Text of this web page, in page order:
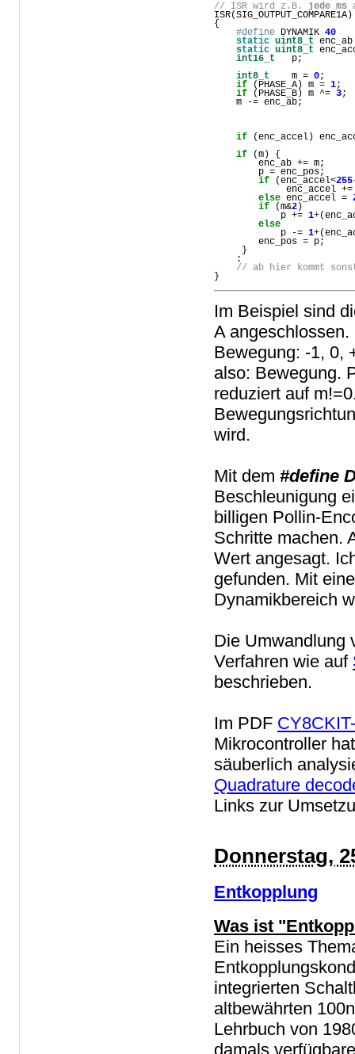
// ISR wird z.B. jede ms
    #define
DYNAMIK 40
static uint8_t
static uint8_t
int16_t
int8_t
    m =
0
if (PHASE_A) m = 1
if (PHASE_B) m ^= 3;
m -=
if (enc_accel )
if
p =
if (enc_accel<255
enc_accel
else enc_accel =
if (m&2
            p +=
1
else
            p -=
1
    }
    :
// ab hier kommt
}
Im Beispiel sind
A
Bewegung: -1, 0,
also: Bewegung.
reduziert auf
wird.
Mit dem#define
Beschleunigung
billigen Pollin-
Schritte machen.
Wert angesagt.
gefunden. Mit
Dynamikbereich
Die Umwandlung
Verfahren wie auf
beschrieben.
Im PDF
Mikrocontroller
säuberlich
Quadrature
Links zur
Donnerstag,
Entkopplung
Was ist
Ein heisses
integrierten
altbewährten
Lehrbuch von
damals